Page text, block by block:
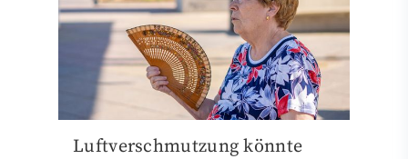
Luftverschmutzung könnte